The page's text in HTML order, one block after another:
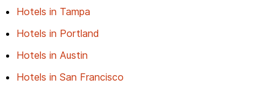
Hotels in Tampa
Hotels in Portland
Hotels in Austin
Hotels in San Francisco